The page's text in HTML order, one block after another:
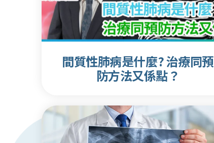
間質性肺病是什麼? 治療同預
防方法又係點？